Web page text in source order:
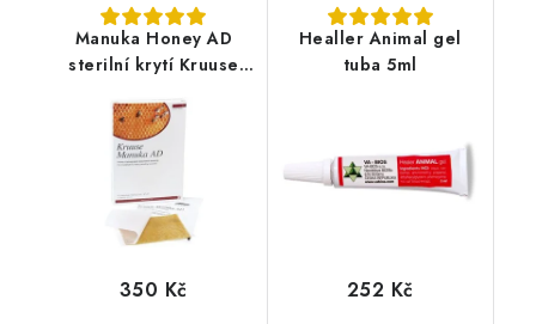
Manuka Honey AD
sterilní krytí Kruuse
350 Kč
Healler Animal gel
tuba 5ml
252 Kč